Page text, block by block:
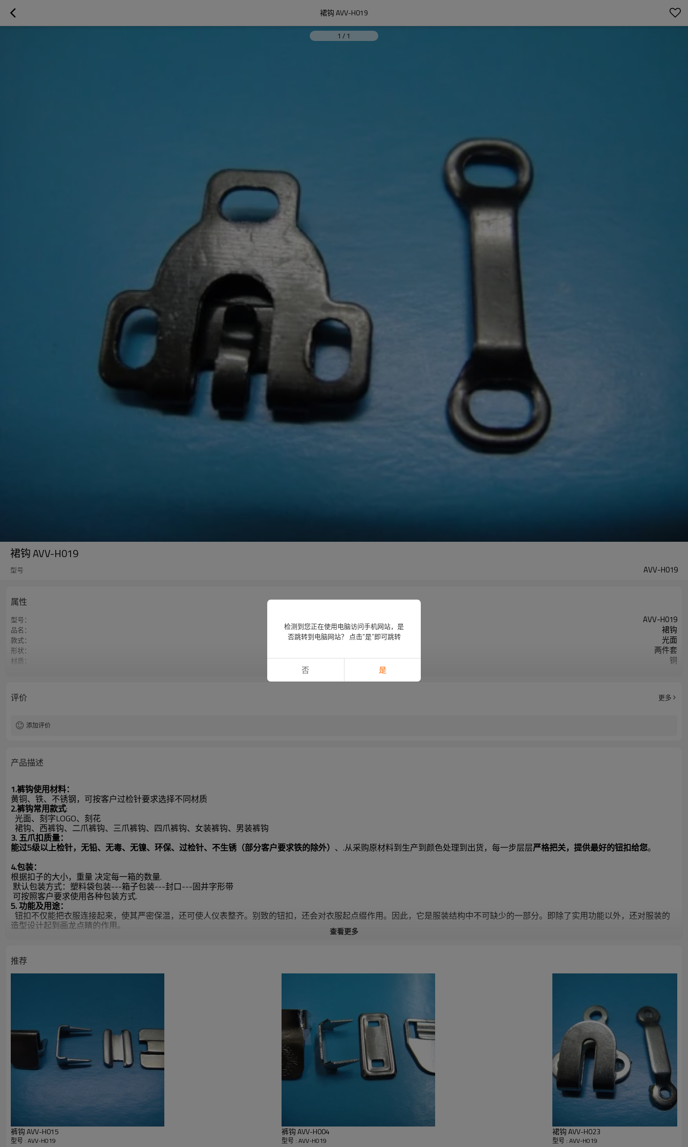
裙钩 AVV-H019
1 / 1
裙钩 AVV-H019
型号 AVV-H019
属性
型号： AVV-H019
品名： 裙钩
款式： 光面
形状： 两件套
材质： 铜
评价 更多
添加评价
产品描述
1.裤钩使用材料：
黄铜、铁、不锈钢，可按客户过检针要求选择不同材质
2.裤钩常用款式:
光面、刻字LOGO、刻花
裙钩、西裤钩、二爪裤钩、三爪裤钩、四爪裤钩、女装裤钩、男装裤钩
3. 五爪扣质量：
能过5级以上检针，无铅、无毒、无镍、环保、过检针、不生锈（部分客户要求铁的除外） 、.从采购原材料到生产到颜色处理到出货，每一步层层严格把关，提供最好的钮扣给您。
4.包装：
根据扣子的大小，重量 决定每一箱的数量.
默认包装方式：塑料袋包装---箱子包装---封口---固井字形带
可按照客户要求使用各种包装方式.
5. 功能及用途：
钮扣不仅能把衣服连接起来，使其严密保温，还可使人仪表整齐。别致的钮扣，还会对衣服起点缀作用。因此，它是服装结构中不可缺少的一部分。即除了实用功能以外，还对服装的
造型设计起到画龙点睛的作用。
6.样品申请：
样品可免费提供,运费,需要收方承担.
如暂无客户指定的颜色,规格,款式需要临时制作样品将另谈打样费.打样费下大货都可以退回。
8.售前售后服务：
谢谢各位新老客户,我们会以完善的服务和高质量稳定的产品来回馈您的支持！
查看更多
推荐
裤钩 AVV-H015
型号 : AVV-H019
裤钩 AVV-H004
型号 : AVV-H019
裙钩 AVV-H023
型号 : AVV-H019
检测到您正在使用电脑访问手机网站，是
否跳转到电脑网站？ 点击“是”即可跳转
否 是